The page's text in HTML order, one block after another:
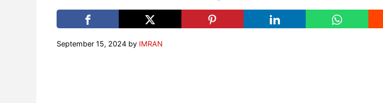
September 15, 2024 by IMRAN